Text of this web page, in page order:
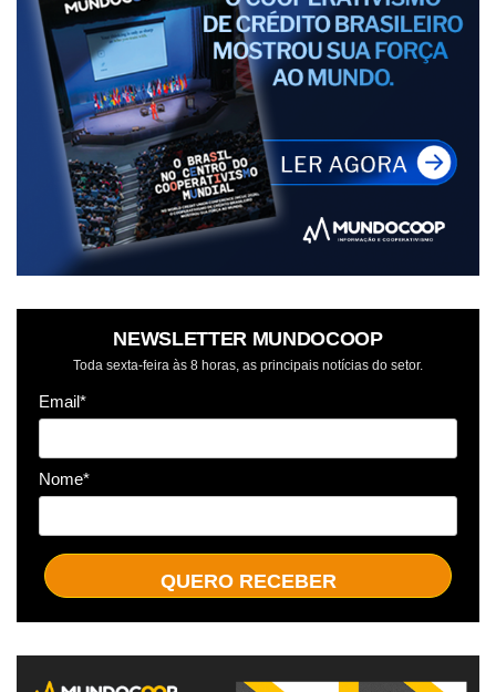
NEWSLETTER MUNDOCOOP
Toda sexta-feira às 8 horas, as principais notícias do setor.
Email*
Nome*
QUERO RECEBER